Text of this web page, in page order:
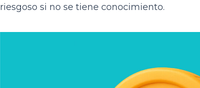
riesgoso si no se tiene conocimiento.